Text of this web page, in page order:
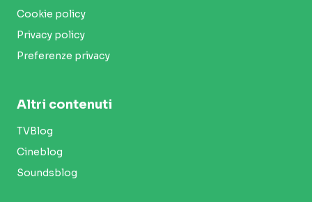
Cookie policy
Privacy policy
Preferenze privacy
Altri contenuti
TVBlog
Cineblog
Soundsblog